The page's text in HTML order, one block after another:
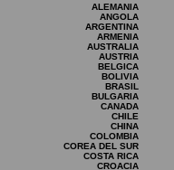
ALEMANIA
ANGOLA
ARGENTINA
ARMENIA
AUSTRALIA
AUSTRIA
BELGICA
BOLIVIA
BRASIL
BULGARIA
CANADA
CHILE
CHINA
COLOMBIA
COREA DEL SUR
COSTA RICA
CROACIA